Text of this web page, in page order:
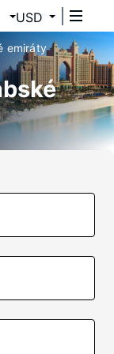
USD
emiráty